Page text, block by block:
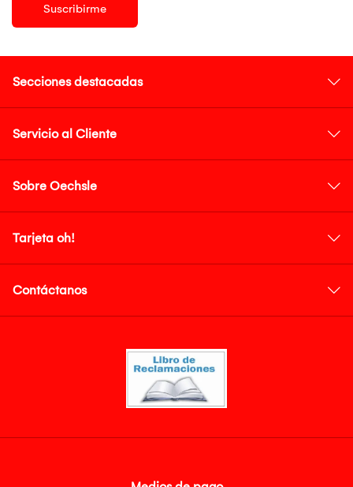
Suscribirme
Secciones destacadas
Servicio al Cliente
Sobre Oechsle
Tarjeta oh!
Contáctanos